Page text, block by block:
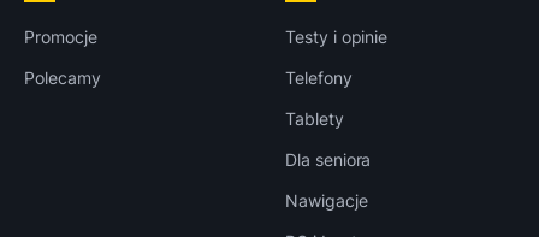
Promocje
Polecamy
Testy i opinie
Telefony
Tablety
Dla seniora
Nawigacje